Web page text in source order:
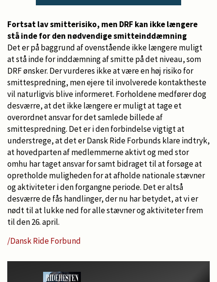
Fortsat lav smitterisiko, men DRF kan ikke længere
stå inde for den nødvendige smitteinddæmning
Det er på baggrund af ovenstående ikke længere muligt
at stå inde for inddæmning af smitte på det niveau, som
DRF ønsker. Der vurderes ikke at være en høj risiko for
smittespredning, men ejere til involverede kontaktheste
vil naturligvis blive informeret. Forholdene medfører dog
desværre, at det ikke længere er muligt at tage et
overordnet ansvar for det samlede billede af
smittespredning. Det er i den forbindelse vigtigt at
understrege, at det er Dansk Ride Forbunds klare indtryk,
at hovedparten af medlemmerne aktivt og med stor
omhu har taget ansvar for samt bidraget til at forsøge at
opretholde muligheden for at afholde nationale stævner
og aktiviteter i den forgangne periode. Det er altså
desværre de fås handlinger, der nu har betydet, at vi er
nødt til at lukke ned for alle stævner og aktiviteter frem
til den 26. april.
/Dansk Ride Forbund